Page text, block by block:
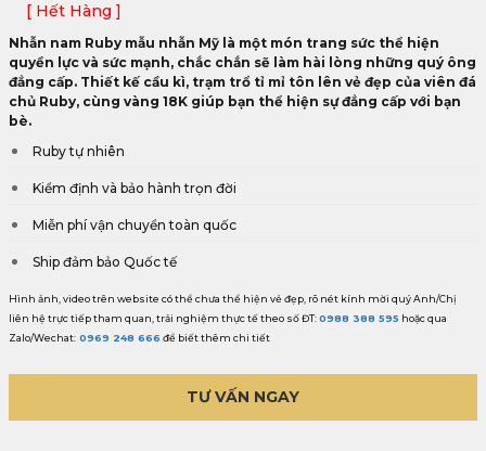
[ Hết Hàng ]
Nhẫn nam Ruby mẫu nhẫn Mỹ là một món trang sức thể hiện
quyền lực và sức mạnh, chắc chắn sẽ làm hài lòng những quý ông
đẳng cấp. Thiết kế cầu kì, trạm trổ tỉ mỉ tôn lên vẻ đẹp của viên đá
chủ Ruby, cùng vàng 18K giúp bạn thể hiện sự đẳng cấp với bạn
bè.
Ruby tự nhiên
Kiểm định và bảo hành trọn đời
Miễn phí vận chuyển toàn quốc
Ship đảm bảo Quốc tế
Hình ảnh, video trên website có thể chưa thể hiện vẻ đẹp, rõ nét kính mời quý Anh/Chị
liên hệ trực tiếp tham quan, trải nghiệm thực tế theo số ĐT:0988 388 595 hoặc qua
Zalo/Wechat: 0969 248 666 để biết thêm chi tiết
TƯ VẤN NGAY